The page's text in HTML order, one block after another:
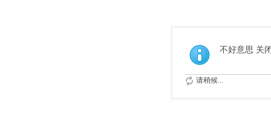
不好意思 关
请稍候...